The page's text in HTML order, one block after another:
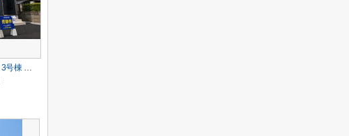
甲府市富竹3丁目 新築全3棟 3号棟 南西道路・車並列3台